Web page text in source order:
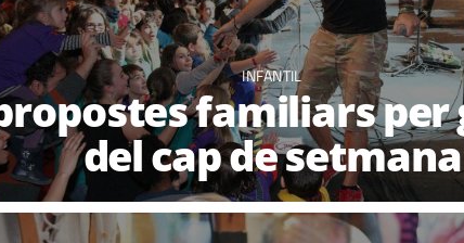
INFANTIL
familiars per
del cap de setmana